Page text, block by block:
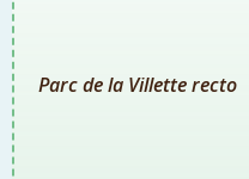
Parc de la Villette recto